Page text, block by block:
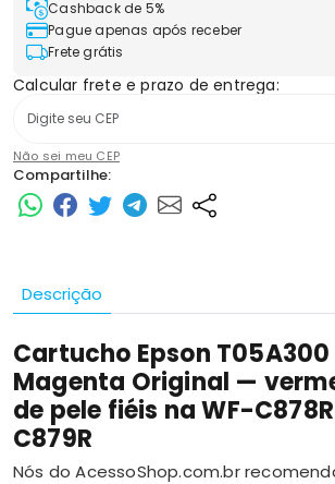
Cashback de 5%
Pague apenas após receber
Frete grátis
Calcular frete e prazo de entrega:
Não sei meu CEP
Compartilhe:
Descrição
Cartucho Epson
Magenta Original —
de pele fiéis na WF-
C879R
Nós do AcessoShop.com.br